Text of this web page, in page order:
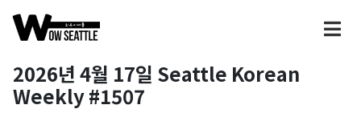
2026년 4월 17일 Seattle Korean
Weekly #1507